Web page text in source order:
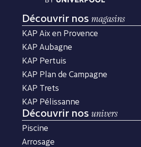
Découvrir nos magasins
KAP Aix en Provence
KAP Aubagne
KAP Pertuis
KAP Plan de Campagne
KAP Trets
KAP Pélissanne
Découvrir nos univers
Piscine
Arrosage